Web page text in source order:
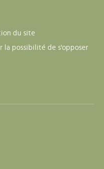
du site
la possibilité de s'opposer